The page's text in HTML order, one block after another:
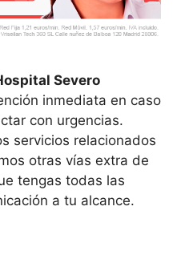
Severo
inmediata en caso
con urgencias.
servicios relacionados
otras vías extra de
tengas todas las
a tu alcance.